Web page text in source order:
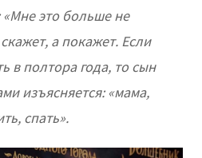
«Мне это больше не
а покажет. Если
в полтора года, то сын
изъясняется: «мама,
спать».